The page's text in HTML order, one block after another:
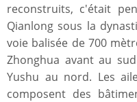
reconstruits, c'était
Qianlong sous la
voie balisée de 700
Zhonghua avant au
Yushu au nord. Les
composent des